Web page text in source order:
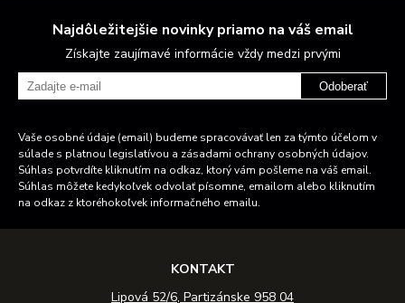
Najdôležitejšie novinky priamo na váš email
Získajte zaujímavé informácie vždy medzi prvými
Odoberať
Vaše osobné údaje (email) budeme spracovávať len za týmto účelom v
súlade s platnou legislatívou a zásadami ochrany osobných údajov.
Súhlas potvrdíte kliknutím na odkaz, ktorý vám pošleme na váš email.
Súhlas môžete kedykoľvek odvolať písomne, emailom alebo kliknutím
na odkaz z ktoréhokoľvek informačného emailu.
KONTAKT
Lipová 52/6, Partizánske 958 04